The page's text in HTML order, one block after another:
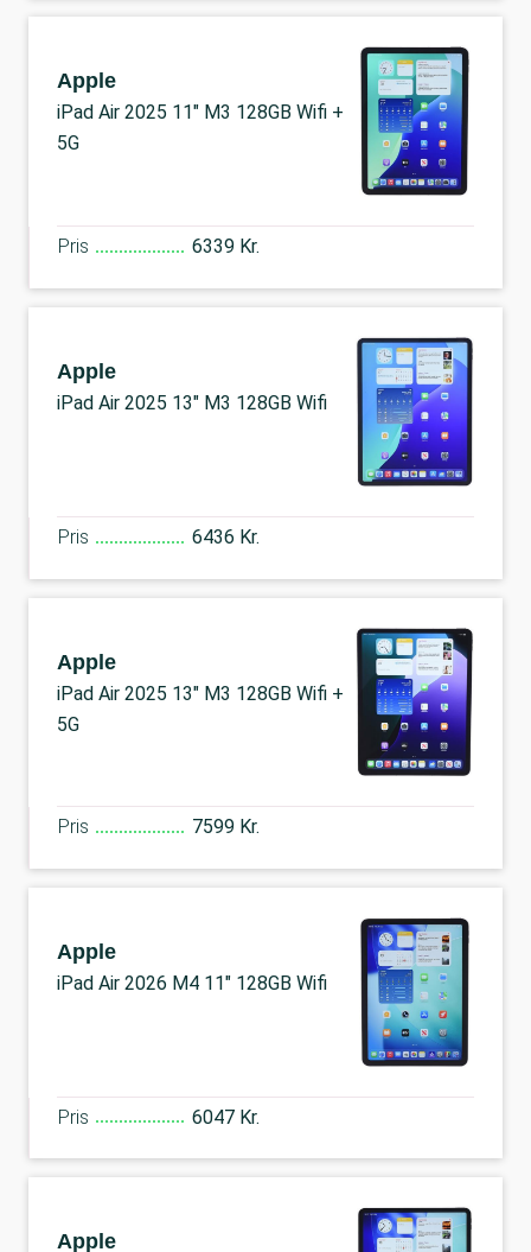
Apple
iPad Air 2025 11" M3 128GB Wifi +
5G
Pris 6339 Kr.
Apple
iPad Air 2025 13" M3 128GB Wifi
Pris 6436 Kr.
Apple
iPad Air 2025 13" M3 128GB Wifi +
5G
Pris 7599 Kr.
Apple
iPad Air 2026 M4 11" 128GB Wifi
Pris 6047 Kr.
Apple